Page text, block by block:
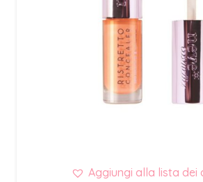
Aggiungi alla lista dei